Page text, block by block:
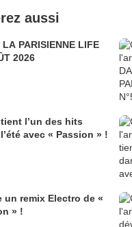
aussi
PARISIENNE LIFE
2026
l’un des hits
avec « Passion » !
un remix Electro de «
» !